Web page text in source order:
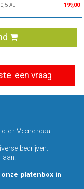
AL 199,00
een vraag
en Veenendaal
bedrijven.
aan.
platenbox in